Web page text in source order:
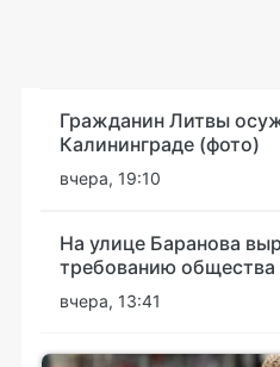
Гражданин Литвы
Калининграде (фото)
вчера, 19:10
На улице Баранова
требованию
вчера, 13:41